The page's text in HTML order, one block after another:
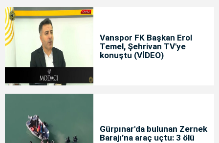
Vanspor FK Başkan Erol
Temel, Şehrivan TV'ye
konuştu (VİDEO)
Gürpınar'da bulunan Zernek
Barajı’na araç uçtu: 3 ölü